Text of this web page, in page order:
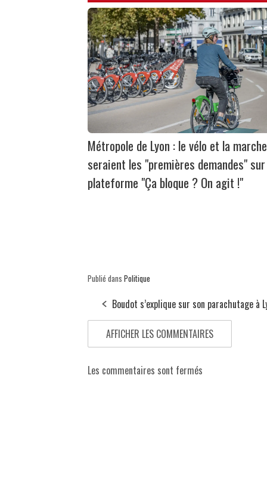
Métropole de Lyon : le vélo et la marche
seraient les "premières demandes"
plateforme "Ça bloque ? On agit !"
Publié dans Politique
Boudot s’explique sur son parachutage à
AFFICHER LES COMMENTAIRES
Les commentaires sont fermés